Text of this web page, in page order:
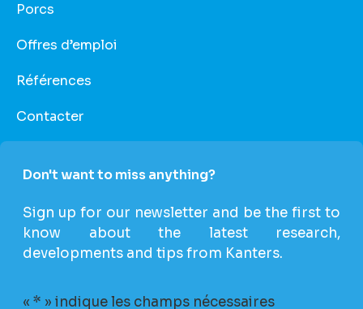
Porcs
Offres d’emploi
Références
Contacter
Don't want to miss anything?
Sign up for our newsletter and be the first to
know about the latest research,
developments and tips from Kanters.
« * » indique les champs nécessaires